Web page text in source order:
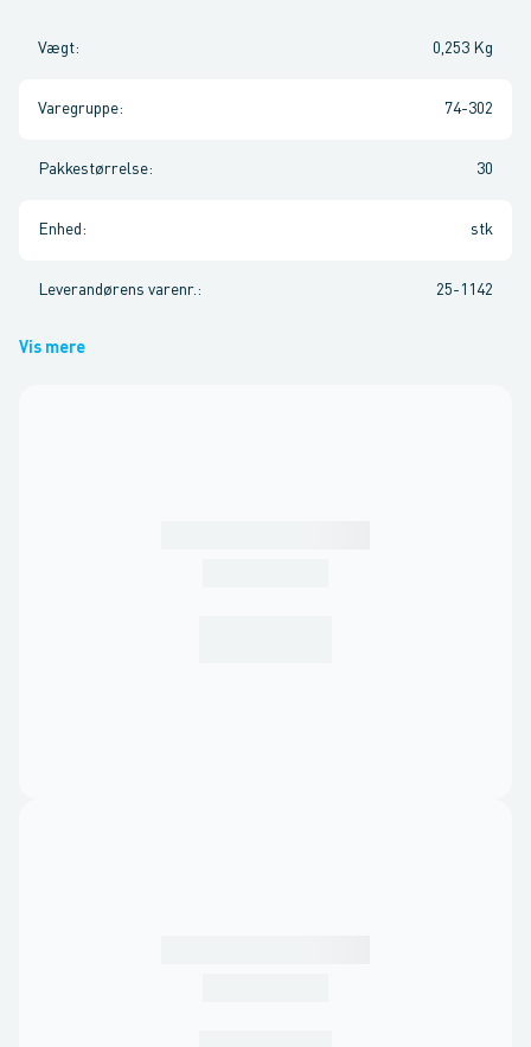
Vægt: 0,253 Kg
Varegruppe: 74-302
Pakkestørrelse: 30
Enhed : stk
Leverandørens varenr. : 25-1142
Vis mere